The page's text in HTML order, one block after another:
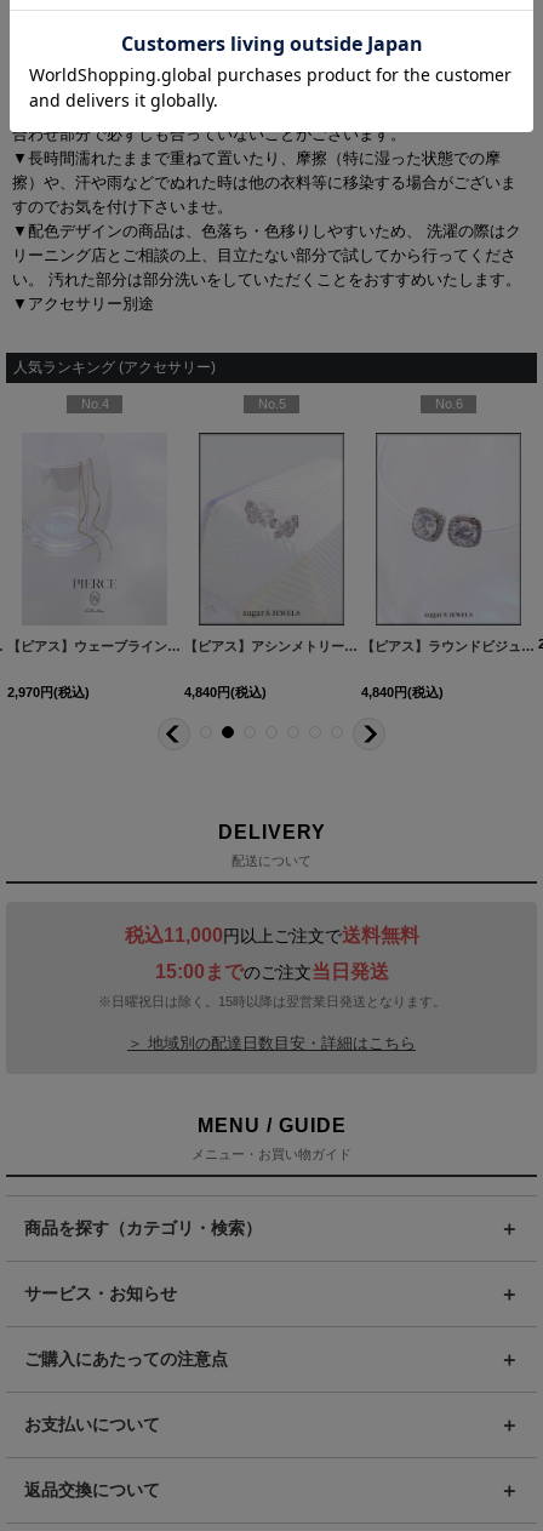
▼この製品は大変デリケートな素材を使用しています。着用時のベル
ト、バックル及び着脱時の時計・指輪等による引っ掛け、強度の摩擦ひ
▼商品の特性上、生地の取り位置により柄の出方・ニュアンスなど多少
の個体差が生じ、画像と表情が異なることがございます。また柄が縫い
合わせ部分で必ずしも合っていないことがございます。
▼長時間濡れたままで重ねて置いたり、摩擦（特に湿った状態での摩
擦）や、汗や雨などでぬれた時は他の衣料等に移染する場合がございま
すのでお気を付け下さいませ。
▼配色デザインの商品は、色落ち・色移りしやすいため、 洗濯の際はク
リーニング店とご相談の上、目立たない部分で試してから行ってくださ
い。 汚れた部分は部分洗いをしていただくことをおすすめいたします。
▼アクセサリー別途
人気ランキング (アクセサリー)
1]
[NE355-260528-1]
】[OF02] [NE337-260530-1]
No.4
【ピアス】ウェーブラインロングピアス【Fサイズ/1カラー】 [MG-PI402-GD-F ]
2,970円(税込)
No.5
【ピアス】アシンメトリーバタフライビジューピアス【Fサイズ/1カラー】[OF02]
4,840円(税込)
No.6
【ピアス】ラウンドビジュースクエアピアス【Fサイズ/1カラー】[OF02]
4,840円(税込)
DELIVERY
配送について
税込11,000円以上ご注文で送料無料
15:00までのご注文当日発送
※日曜祝日は除く。15時以降は翌営業日発送となります。
＞ 地域別の配達日数目安・詳細はこちら
MENU / GUIDE
メニュー・お買い物ガイド
商品を探す（カテゴリ・検索）
サービス・お知らせ
ご購入にあたっての注意点
お支払いについて
返品交換について